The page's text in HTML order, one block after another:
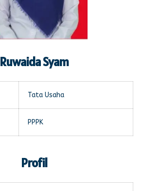
Ruwaida Syam
Tata Usaha
PPPK
Profil